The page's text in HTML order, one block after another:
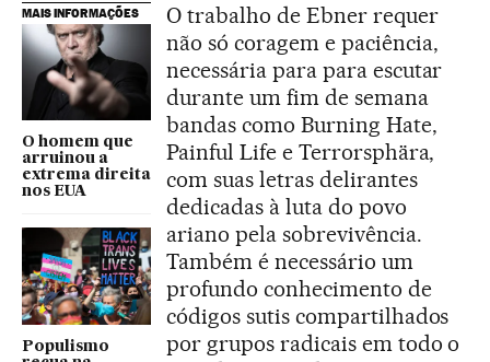
MAIS INFORMAÇÕES
O homem que
arruinou a
extrema direita
nos EUA
Populismo
O trabalho de Ebner requer
não só coragem e paciência,
necessária para para escutar
durante um fim de semana
bandas como Burning Hate,
Painful Life e Terrorsphära,
com suas letras delirantes
dedicadas à luta do povo
ariano pela sobrevivência.
Também é necessário um
profundo conhecimento de
códigos sutis compartilhados
por grupos radicais em todo o